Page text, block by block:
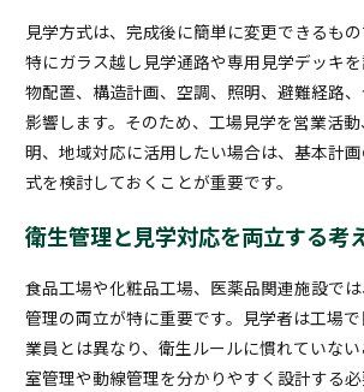
見学方式は、完成後に簡単に変更できるもの
特にガラス越し見学通路や専用見学デッキ
物配置、構造計画、空調、照明、避難経路
影響します。そのため、工場見学を営業活
明、地域対応に活用したい場合は、基本計
式を検討しておくことが重要です。
衛生管理と見学対応を両立する考
食品工場や化粧品工場、医薬品関連施設で
管理の両立が特に重要です。見学者は工場
業員とは異なり、衛生ルールに慣れていな
室管理や動線管理を分かりやすく設計する必